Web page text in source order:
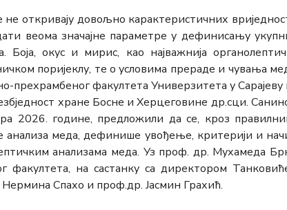
откривају довољно карактеристичних
веома значајне параметре у дефинисању
Боја, окус и мирис, као најважнија
поријеклу, те о условима прераде и чувања
факултета Универзитета у Сарајеву
хране Босне и Херцеговине др.сци.
2026. године, предложили да се, кроз
анализа меда, дефинише увођење, критерији и
анализама меда. Уз проф. др. Мухамеда
факултета, на састанку са директором
Спахо и проф.др. Јасмин Грахић.